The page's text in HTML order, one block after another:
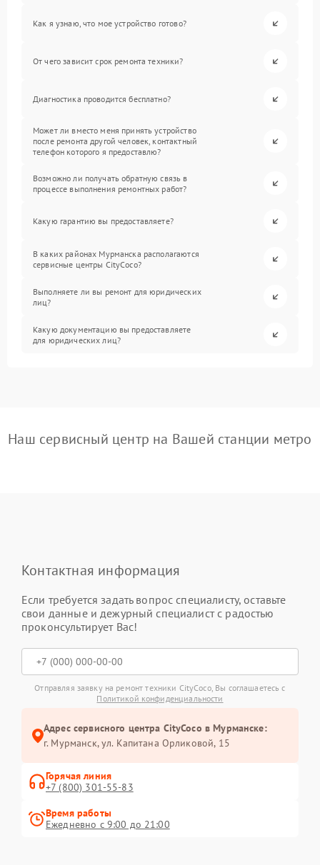
Как я узнаю, что мое устройство готово?
От чего зависит срок ремонта техники?
Диагностика проводится бесплатно?
Может ли вместо меня принять устройство
после ремонта другой человек, контактный
телефон которого я предоставлю?
Возможно ли получать обратную связь в
процессе выполнения ремонтных работ?
Какую гарантию вы предоставляете?
В каких районах Мурманска располагаются
сервисные центры CityCoco?
Выполняете ли вы ремонт для юридических
лиц?
Какую документацию вы предоставляете
для юридических лиц?
Наш сервисный центр на Вашей станции метро
Контактная информация
Если требуется задать вопрос специалисту, оставьте
свои данные и дежурный специалист с радостью
проконсультирует Вас!
Отправляя заявку на ремонт техники CityCoco, Вы соглашаетесь с
Политикой конфиденциальности
Адрес сервисного центра CityCoco в Мурманске:
г. Мурманск, ул. Капитана Орликовой, 15
Горячая линия
+7 (800) 301-55-83
Время работы
Ежедневно с 9:00 до 21:00